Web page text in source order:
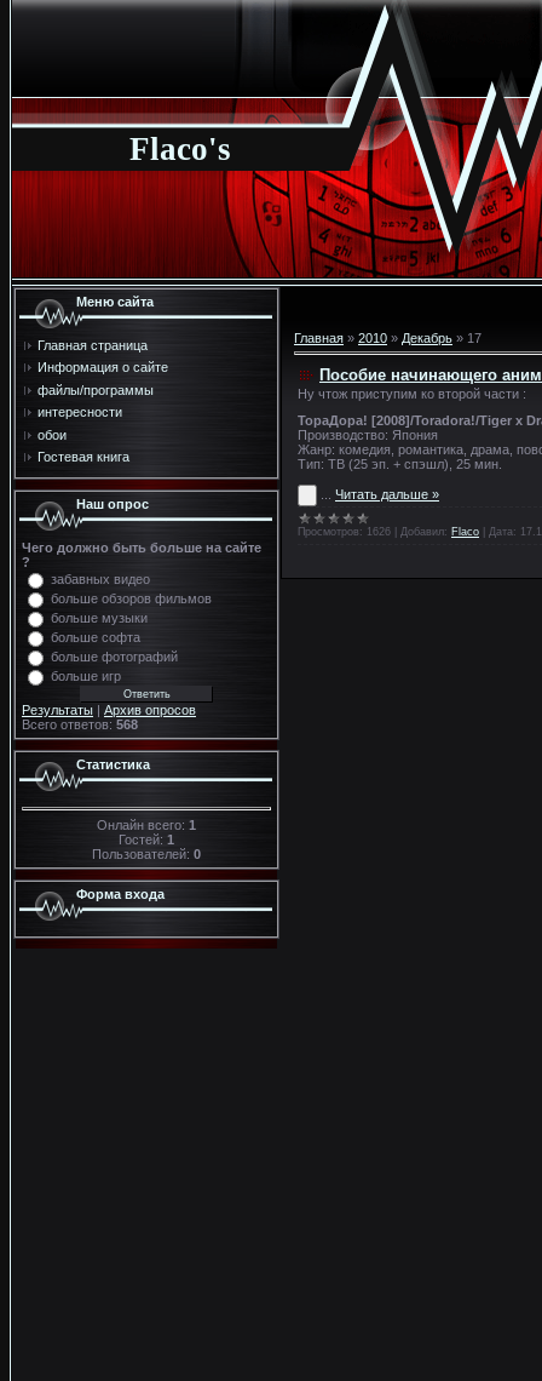
Flaco's
Меню сайта
Главная страница
Информация о сайте
файлы/программы
интересности
обои
Гостевая книга
Наш опрос
Чего должно быть больше на сайте
?
забавных видео
больше обзоров фильмов
больше музыки
больше софта
больше фотографий
больше игр
Результаты | Архив опросов
Всего ответов: 568
Статистика
Онлайн всего: 1
Гостей: 1
Пользователей: 0
Форма входа
Главная » 2010 » Декабрь » 17
Пособие начинающего
Ну чтож приступим ко второй части :
ТораДора! [2008]/Toradora!/Tiger x
Производство: Япония
Жанр: комедия, романтика, драма,
Тип: ТВ (25 эп. + спэшл), 25 мин.
Читать дальше »
Просмотров: 1626 Добавил: Flaco Дата: